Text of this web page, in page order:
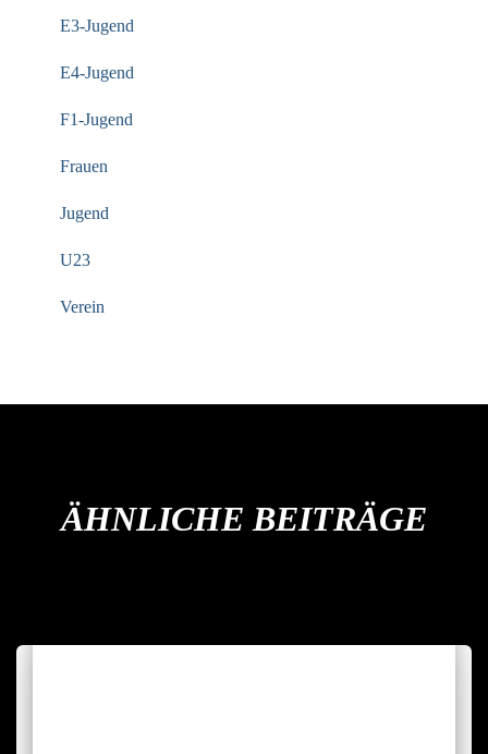
E3-Jugend
E4-Jugend
F1-Jugend
Frauen
Jugend
U23
Verein
ÄHNLICHE BEITRÄGE